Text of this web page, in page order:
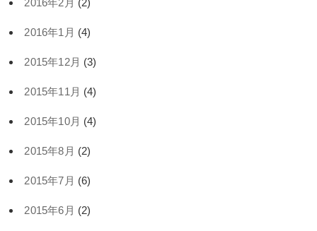
2016年2月 (2)
2016年1月 (4)
2015年12月 (3)
2015年11月 (4)
2015年10月 (4)
2015年8月 (2)
2015年7月 (6)
2015年6月 (2)